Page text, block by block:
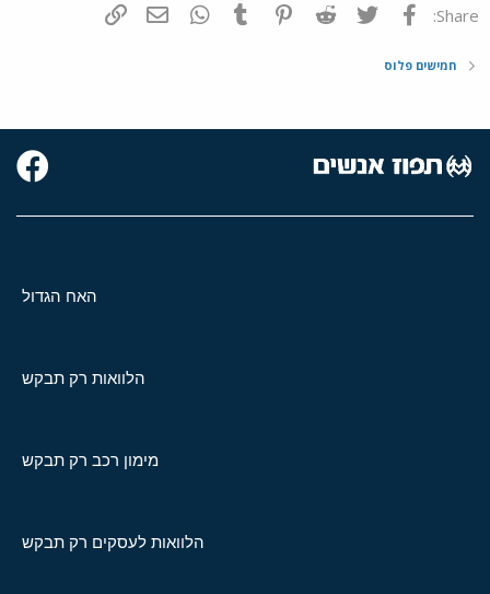
Share: פייסבוק Twitter
Reddit
Pinterest
Tumblr
WhatsAppדואר אלקטרוני
חמישים פלוס
האח הגדול
הלוואות רק תבקש
מימון רכב רק תבקש
הלוואות לעסקים רק תבקש